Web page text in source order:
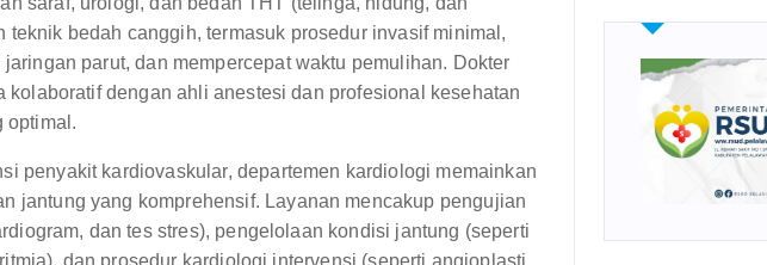
bedah canggih, termasuk prosedur invasif minimal,
parut, dan mempercepat waktu pemulihan. Dokter
dengan ahli anestesi dan profesional kesehatan
optimal.
penyakit kardiovaskular, departemen kardiologi memainkan
jantung yang komprehensif. Layanan mencakup pengujian
dan tes stres), pengelolaan kondisi jantung (seperti
dan prosedur kardiologi intervensi (seperti angioplasti